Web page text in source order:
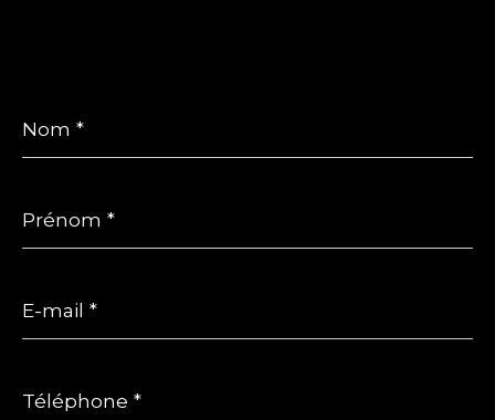
*
*
mail
*
*